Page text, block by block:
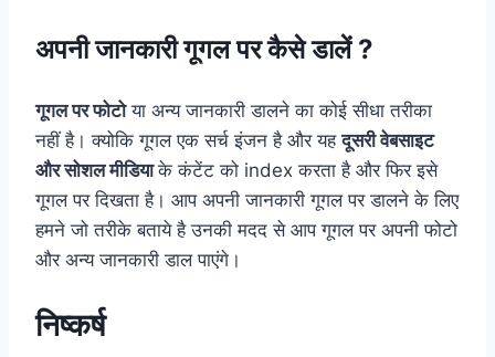
अपनी जानकारी गूगल पर कैसे डालें ?
गूगल पर फोटोया अन्य जानकारी डालने का कोई सीधा तरीका
नहीं है। क्योकि गूगल एक सर्च इंजन है और यहदूसरी वेबसाइट
और सोशल मीडियाके कंटेंट को index करता है और फिर इसे
गूगल पर दिखता है। आप अपनी जानकारी गूगल पर डालने के लिए
हमने जो तरीके बताये है उनकी मदद से आप गूगल पर अपनी फोटो
और अन्य जानकारी डाल पाएंगे।
निष्कर्ष